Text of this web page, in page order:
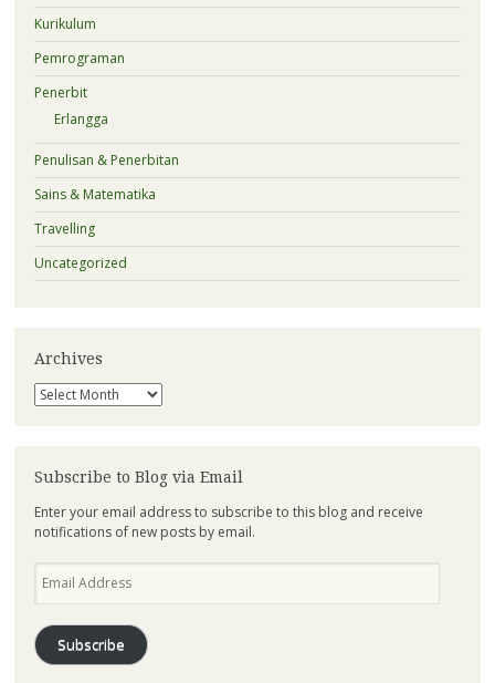
Kurikulum
Pemrograman
Penerbit
Erlangga
Penulisan & Penerbitan
Sains & Matematika
Travelling
Uncategorized
Archives
Archives
Subscribe to Blog via Email
Enter your email address to subscribe to this blog and receive
notifications of new posts by email.
Address
Subscribe